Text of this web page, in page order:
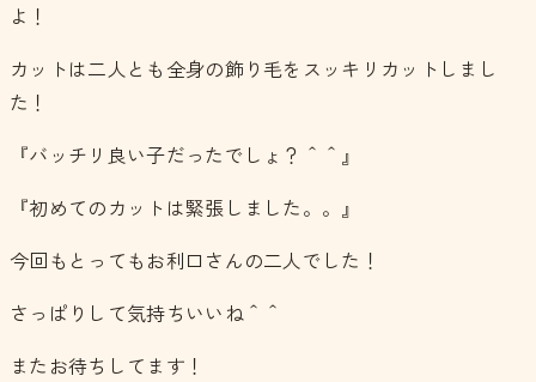
よ！
カットは二人とも全身の飾り毛をスッキリカットしまし
た！
『バッチリ良い子だったでしょ？＾＾』
『初めてのカットは緊張しました。。』
今回もとってもお利口さんの二人でした！
さっぱりして気持ちいいね＾＾
またお待ちしてます！